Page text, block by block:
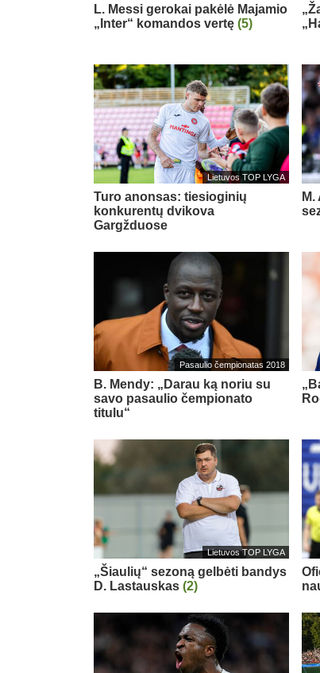
L. Messi gerokai pakėlė Majamio
„Inter“ komandos vertę (5)
Lietuvos TOP LYGA
Turo anonsas: tiesioginių
konkurentų dvikova
Gargžduose
Pasaulio čempionatas 2018
B. Mendy: „Darau ką noriu su
savo pasaulio čempionato
titulu“
Lietuvos TOP LYGA
„Šiaulių“ sezoną gelbėti bandys
D. Lastauskas (2)